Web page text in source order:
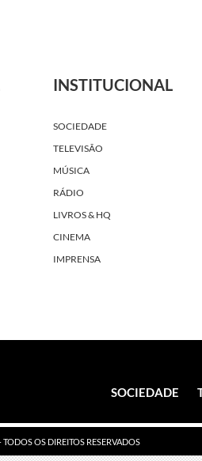
INSTITUCIONAL
SOCIEDADE
TELEVISÃO
MÚSICA
RÁDIO
LIVROS & HQ
CINEMA
IMPRENSA
SOCIEDADE
OS DIREITOS RESERVADOS